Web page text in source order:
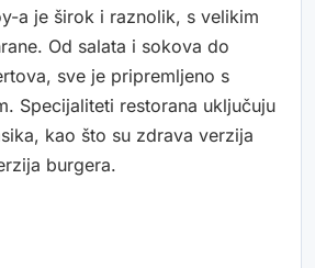
a je širok i raznolik, s velikim
Od salata i sokova do
sve je pripremljeno s
Specijaliteti restorana uključuju
kao što su zdrava verzija
burgera.